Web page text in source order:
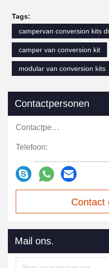
Tags:
campervan conversion kits
camper van conversion kit
modular van conversion kits
Contactpersonen
Contactpersonen:
Telefoon:
Contact
Mail ons.